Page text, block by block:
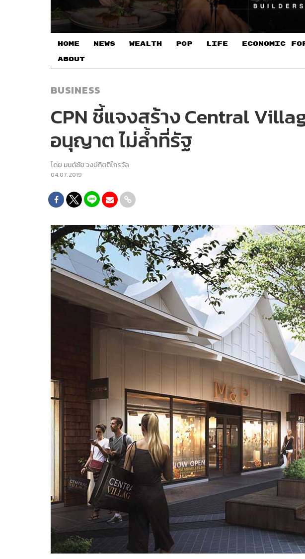
HOME NEWS WEALTH POP LIFE ECONOMIC
ABOUT
BUSINESS
CPN ชี้แจงสร้าง Central
อนุญาต ไม่ล้ำที่รัฐ
โดย มนต์ชัย วงษ์กิตติไกรวัล
04.07.2019